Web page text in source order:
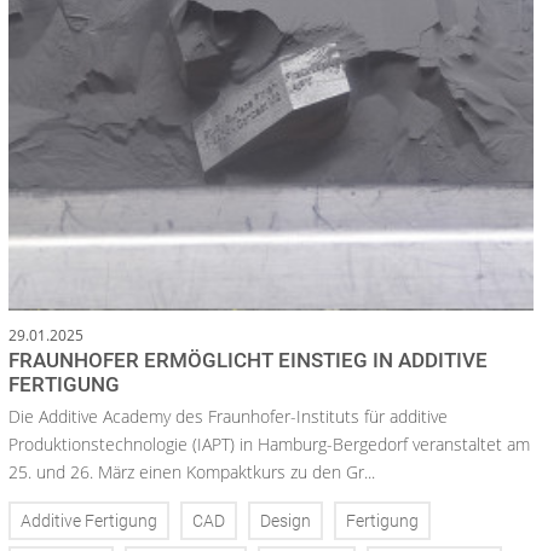
29.01.2025
FRAUNHOFER ERMÖGLICHT EINSTIEG IN ADDITIVE
FERTIGUNG
Die Additive Academy des Fraunhofer-Instituts für additive
Produktionstechnologie (IAPT) in Hamburg-Bergedorf veranstaltet am
25. und 26. März einen Kompaktkurs zu den Gr...
Additive Fertigung CAD Design Fertigung